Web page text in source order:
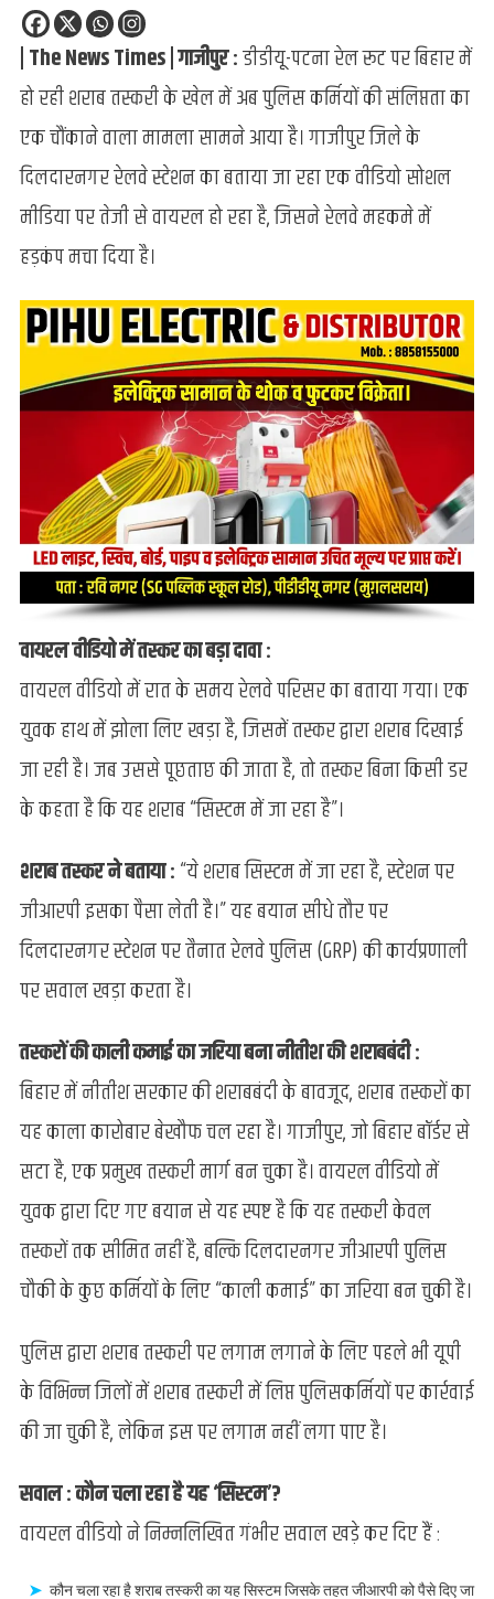
दिलदारनगर
पर
‘सिस्टम’
नाम
शराब
तस्करी,
पर
लगे
गंभीर
आरोप!
| The News Times | गाजीपुर :डीडीयू-पटना रेल रूट पर बिहार में
हो रही शराब तस्करी के खेल में अब पुलिस कर्मियों की संलिप्तता का
एक चौंकाने वाला मामला सामने आया है। गाजीपुर जिले के
दिलदारनगर रेलवे स्टेशन का बताया जा रहा एक वीडियो सोशल
मीडिया पर तेजी से वायरल हो रहा है, जिसने रेलवे महकमे में
हड़कंप मचा दिया है।
वायरल वीडियो में तस्कर का बड़ा दावा :
वायरल वीडियो में रात के समय रेलवे परिसर का बताया गया। एक
युवक हाथ में झोला लिए खड़ा है, जिसमें तस्कर द्वारा शराब दिखाई
जा रही है। जब उससे पूछताछ की जाता है, तो तस्कर बिना किसी डर
के कहता है कि यह शराब “सिस्टम में जा रहा है”।
शराब तस्कर ने बताया :“ये शराब सिस्टम में जा रहा है, स्टेशन पर
जीआरपी इसका पैसा लेती है।” यह बयान सीधे तौर पर
दिलदारनगर स्टेशन पर तैनात रेलवे पुलिस (GRP) की कार्यप्रणाली
पर सवाल खड़ा करता है।
तस्करों की काली कमाई का जरिया बना नीतीश की शराबबंदी :
बिहार में नीतीश सरकार की शराबबंदी के बावजूद, शराब तस्करों का
यह काला कारोबार बेखौफ चल रहा है। गाजीपुर, जो बिहार बॉर्डर से
सटा है, एक प्रमुख तस्करी मार्ग बन चुका है। वायरल वीडियो में
युवक द्वारा दिए गए बयान से यह स्पष्ट है कि यह तस्करी केवल
तस्करों तक सीमित नहीं है, बल्कि दिलदारनगर जीआरपी पुलिस
चौकी के कुछ कर्मियों के लिए “काली कमाई” का जरिया बन चुकी है।
पुलिस द्वारा शराब तस्करी पर लगाम लगाने के लिए पहले भी यूपी
के विभिन्न जिलों में शराब तस्करी में लिप्त पुलिसकर्मियों पर कार्रवाई
की जा चुकी है, लेकिन इस पर लगाम नहीं लगा पाए है।
सवाल : कौन चला रहा है यह ‘सिस्टम’?
वायरल वीडियो ने निम्नलिखित गंभीर सवाल खड़े कर दिए हैं :
कौन चला रहा है शराब तस्करी का यह सिस्टम जिसके तहत जीआरपी को पैसे दिए जा